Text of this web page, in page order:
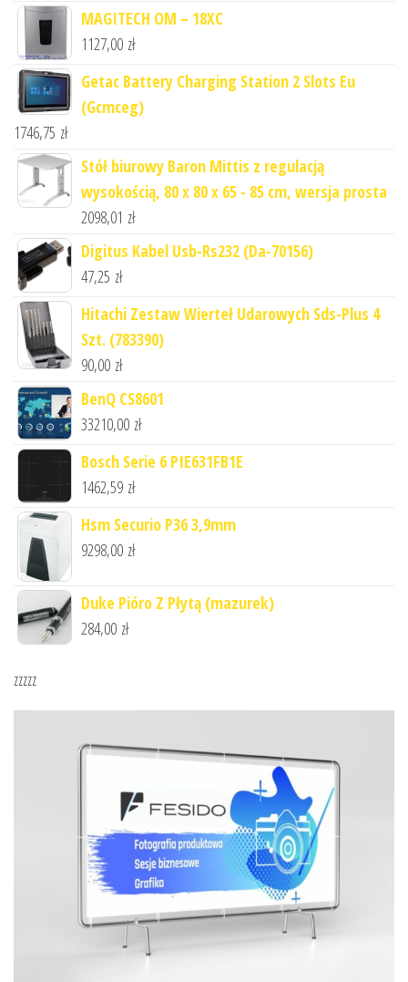
MAGITECH OM – 18XC
1127,00 zł
Getac Battery Charging Station 2 Slots Eu
(Gcmceg)
1746,75 zł
Stół biurowy Baron Mittis z regulacją
wysokością, 80 x 80 x 65 - 85 cm, wersja prosta
2098,01 zł
Digitus Kabel Usb-Rs232 (Da-70156)
47,25 zł
Hitachi Zestaw Wierteł Udarowych Sds-Plus 4
Szt. (783390)
90,00 zł
BenQ CS8601
33210,00 zł
Bosch Serie 6 PIE631FB1E
1462,59 zł
Hsm Securio P36 3,9mm
9298,00 zł
Duke Pióro Z Płytą (mazurek)
284,00 zł
zzzzz